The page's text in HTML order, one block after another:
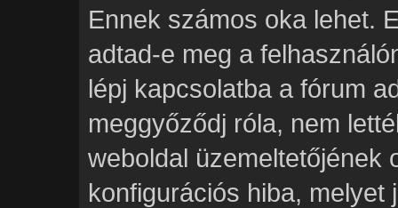
Ennek számos oka lehet.
adtad-e meg a
lépj kapcsolatba a fórum
meggyőződj róla, nem
weboldal üzemeltetőjének
konfigurációs hiba, melyet